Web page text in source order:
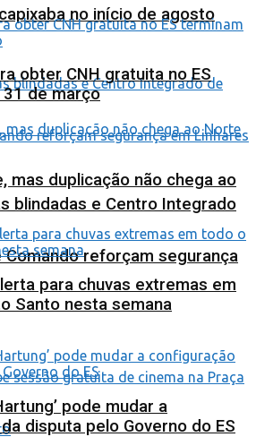
no início de agosto
blindadas e Centro Integrado
Comando reforçam segurança
obter CNH gratuita no ES
de março
mas duplicação não chega ao
para chuvas extremas em
Santo nesta semana
pode mudar a
disputa pelo Governo do ES